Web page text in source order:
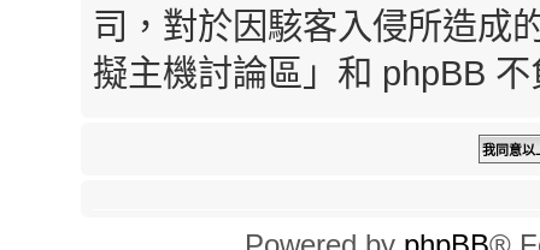
司，對於因駭客入侵所造成
擬主機討論區」和 phpBB